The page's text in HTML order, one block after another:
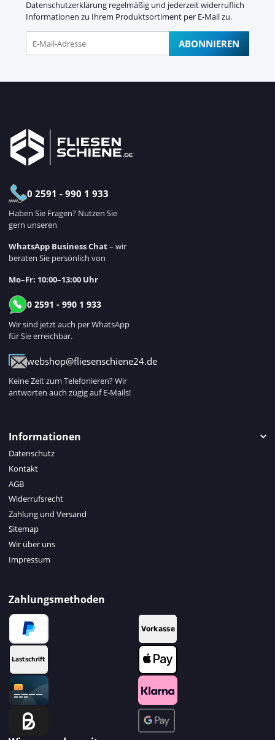
Datenschutzerklärung regelmäßig und jederzeit widerruflich
Informationen zu Ihrem Produktsortiment per E-Mail zu.
ABONNIEREN
0 2591 - 990 1 933
Haben Sie Fragen? Nutzen Sie
gern unseren
WhatsApp Business Chat– wir
beraten Sie persönlich von
Mo–Fr: 10:00–13:00 Uhr
0 2591 - 990 1 933
Wir sind jetzt auch per WhatsApp
für Sie erreichbar.
webshop@fliesenschiene24.de
Keine Zeit zum Telefonieren? Wir
antworten auch zügig auf E-Mails!
Informationen
Datenschutz
Kontakt
AGB
Widerrufsrecht
Zahlung und Versand
Sitemap
Wir über uns
Impressum
Zahlungsmethoden